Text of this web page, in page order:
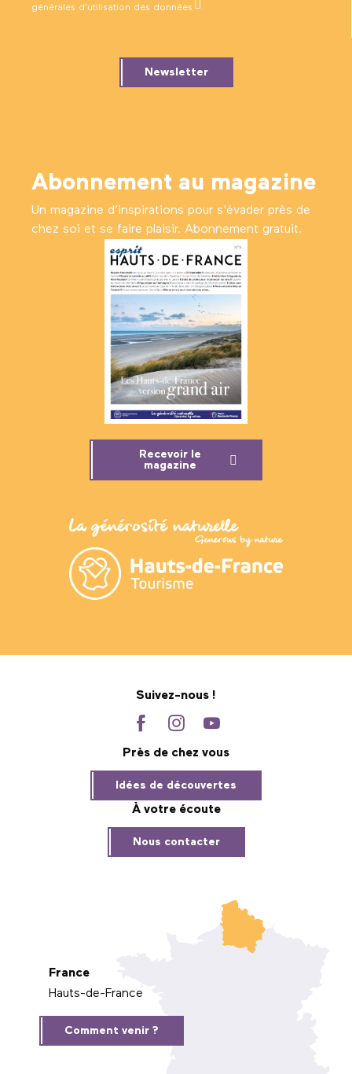
générales d’utilisation des données .
Newsletter
Abonnement au magazine
Un magazine d’inspirations pour s'évader près de
chez soi et se faire plaisir. Abonnement gratuit.
Recevoir le
magazine
Suivez-nous !
Près de chez vous
Idées de découvertes
À votre écoute
Nous contacter
France
Hauts-de-France
Comment venir ?